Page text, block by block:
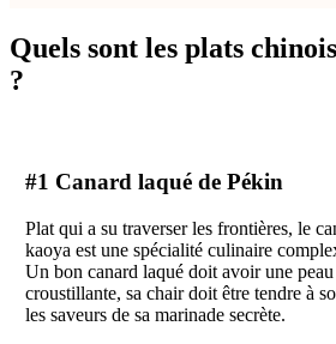
Quels sont les plats
?
#1 Canard laqué de Pékin
Plat qui a su traverser les frontières, le
kaoya est une spécialité culinaire
Un bon canard laqué doit avoir une peau
croustillante, sa chair doit être tendre à
les saveurs de sa marinade secrète.